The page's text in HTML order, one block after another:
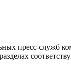
пресс-служб